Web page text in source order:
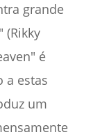
grande
(Rikky
é
a estas
um